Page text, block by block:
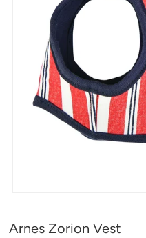
Arnes Zorion Vest